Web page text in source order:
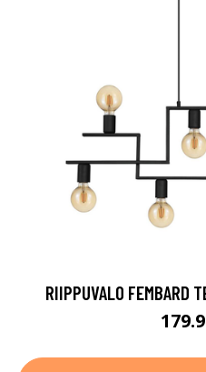
RIIPPUVALO FEMBARD